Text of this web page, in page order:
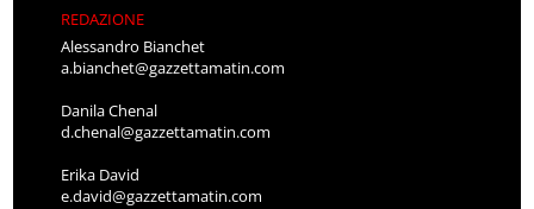
REDAZIONE
Alessandro Bianchet
a.bianchet@gazzettamatin.com
Danila Chenal
d.chenal@gazzettamatin.com
Erika David
e.david@gazzettamatin.com